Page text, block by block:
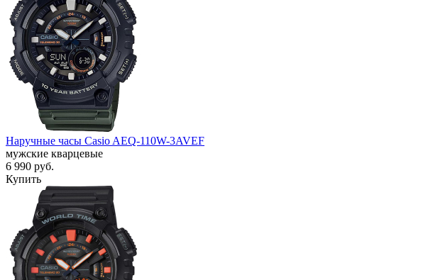
Наручные часы Casio AEQ-110W-3AVEF
мужские кварцевые
6 990 руб.
Купить